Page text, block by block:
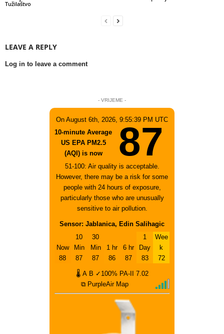
Tužilaštvo
LEAVE A REPLY
Log in to leave a comment
- VRIJEME -
On August 6th, 2026, 9:55:39 PM UTC
10-minute Average
US EPA PM2.5
(AQI) is now
87
51-100: Air quality is acceptable.
However, there may be a risk for some
people with 24 hours of exposure,
particularly those who are unusually
sensitive to air pollution.
Sensor: Jablanica, Edin Salihagic
Now
88
10
Min
87
30
Min
87
1 hr
86
6 hr
87
1
Day
83
Wee
k
72
🌡 A B ✓100% PA-II
7.02
⧉ PurpleAir Map